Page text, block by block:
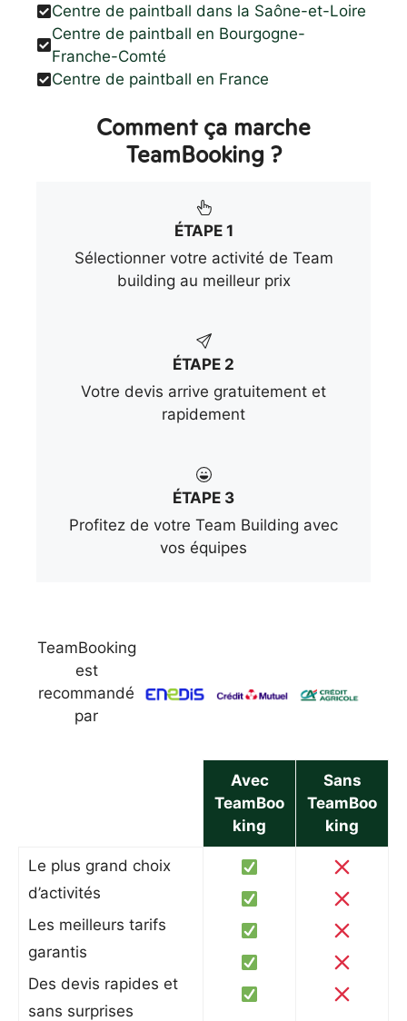
Centre de paintball dans la Saône-et-Loire
Centre de paintball en Bourgogne-
Franche-Comté
Centre de paintball en France
Comment ça marche
TeamBooking ?
ÉTAPE 1
Sélectionner votre activité de Team
building au meilleur prix
ÉTAPE 2
Votre devis arrive gratuitement et
rapidement
ÉTAPE 3
Profitez de votre Team Building avec
vos équipes
TeamBooking
est
recommandé
par
Avec
TeamBoo
king
Sans
TeamBoo
king
Le plus grand choix
d’activités
Les meilleurs tarifs
garantis
Des devis rapides et
sans surprises